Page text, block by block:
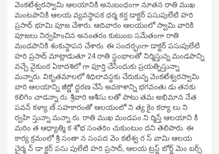
వెంకటేశ్వరస్వామి ఆలయానికి అనుబంధంగా నూతన రాతి ముఖ
మంటపానికి ఆలయ వ్యవస్థాపక ధర్మ కర్త డాక్టర్ పసుపులేటి హరి
ప్రసాద్ భూమి పూజ చేశారు. ఆదివారం ఆలయంలో స్వామి వారికి
పూజలు నిర్వహించిన అనంతరం కుటుంబ సమేతంగా రాతి
మండపానికి శంకుస్థాపన చేశారు. ఈ సందర్భంగా డాక్టర్ పసుపులేటి
హరి ప్రసాద్ మాట్లాడుతూ 24 రాతి స్థంభాలతో నిర్మిస్తున్న మండపాన్ని
వచ్చే వైకుంఠ ఏకాదశిలో గా పూర్తి చేసేందుకు ప్రయత్నిస్తున్నా
మన్నారు. వికృతమాలలో శిధిలావస్థకు చేరుకున్న వెంకటేశ్వరస్వామి
వారి ఆలయాన్ని జీర్ణో ద్దరణ చేసే అవకాశాన్ని భగవంతు డు తనకు
కలిగిం చాడన్నా రు. శ్రీవారి ఆశీసు లతో పాటు తమ అభిమాన నేత
పవన్ కళ్యా ణ్ సహకారంతో ఆలయంలో ని త్య కైం కర్యా లు ని
ర్వహి స్తున్నా మన్నా రు. రాతి ముఖ మండపం ని ర్మిస్తే ఆలయాని కి
మరిం త ఆధ్యాత్మి క శోభ సంతరిం చుకుంటుం దని తెలిపారు. ఈ
కార్య క్రమంలో శ్రీ సంతా న సంపద వెం కటేశ్వ ర స్ వామి ఆలయ
చైర్మ న్ డా క్టర్ పసు పులేటి హరి ప్రసాద్, ఆలయ ట్రస్ట్ బోర్డ్ మెం బర్స్